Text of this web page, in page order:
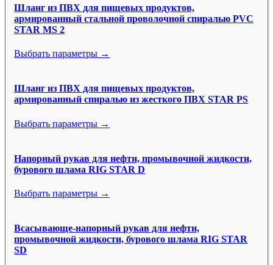
Шланг из ПВХ для пищевых продуктов,
армированный стальной проволочной спиралью PVC
STAR MS 2
Выбрать параметры →
Шланг из ПВХ для пищевых продуктов,
армированный спиралью из жесткого ПВХ STAR PS
Выбрать параметры →
Напорный рукав для нефти, промывочной жидкости,
бурового шлама RIG STAR D
Выбрать параметры →
Всасывающе-напорный рукав для нефти,
промывочной жидкости, бурового шлама RIG STAR
SD